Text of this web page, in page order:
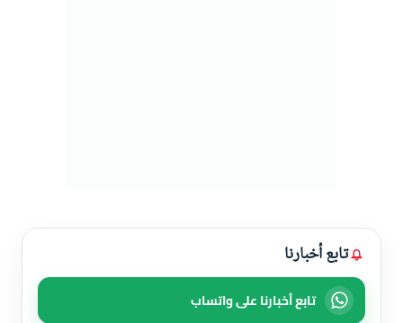
تابع أخبارنا
تابع أخبارنا على واتساب